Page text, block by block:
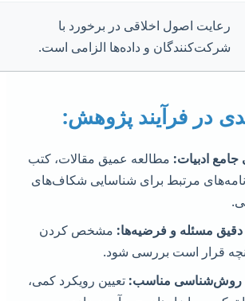
اصول اخلاقی در برخورد با
و داده‌ها الزامی است.
فرآیند پژوهش:
ادبیات:مطالعه عمیق مقالات، کتب
مرتبط برای شناسایی شکاف‌های
مسئله و فرضیه‌ها:مشخص کردن
است بررسی شود.
مناسب:تعیین رویکرد کمی،